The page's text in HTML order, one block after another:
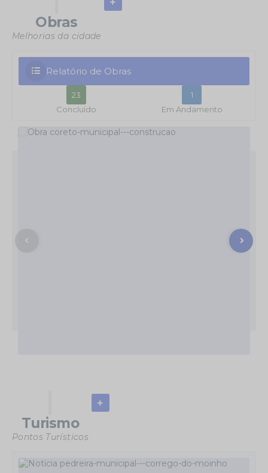
Obras
Melhorias da cidade
Coreto Municipal - CONSTRUÇÃO
Relatório de Obras
23
Concluído
1
Em Andamento
Turismo
Pontos Turísticos